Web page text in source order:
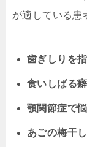
が適している患
歯ぎしりを
食いしばる
顎関節症で
あごの梅干